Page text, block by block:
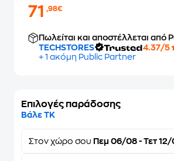
71,98€
Πωλείται και αποστέλλεται από
TECHSTORES
4.37/5
+ 1 ακόμη Public Partner
Επιλογές παράδοσης
Βάλε ΤΚ
Στον χώρο σου Πεμ 06/08 - Τετ